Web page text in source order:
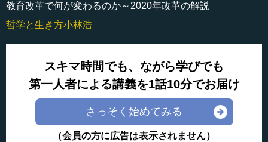
教育改革で何が変わるのか～2020年改革の解説
哲学と生き方小林浩
スキマ時間でも、ながら学びでも
第一人者による講義を1話10分でお届け
さっそく始めてみる
（会員の方に広告は表示されません）